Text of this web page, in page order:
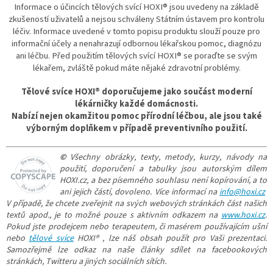
Informace o účincích tělových svící HOXI® jsou uvedeny na základě
zkušeností uživatelů a nejsou schváleny Státním ústavem pro kontrolu
léčiv. Informace uvedené v tomto popisu produktu slouží pouze pro
informační účely a nenahrazují odbornou lékařskou pomoc, diagnózu
ani léčbu. Před použitím tělových svící HOXI® se poraďte se svým
lékařem, zvláště pokud máte nějaké zdravotní problémy.
Tělové svíce HOXI® doporučujemejako součást moderní
lékárničky každé domácnosti.
Nabízí nejen okamžitou pomoc přírodní léčbou, ale jsou také
výborným doplňkem v případě preventivního použití.
©Všechny obrázky, texty, metody, kurzy, návody na
použití, doporučení a tabulky jsou autorským dílem
HOXI.cz, a bez písemného souhlasu není kopírování, a to
ani jejich částí, dovoleno. Více informací nainfo@hoxi.cz
V případě, že chcete zveřejnit na svých webových stránkách část našich
textů apod., je to možné pouze s aktivním odkazem na www.hoxi.cz.
Pokud jste prodejcem nebo terapeutem, či masérem používajícím ušní
nebotělové svíceHOXI® , lze náš obsah použít pro Vaši prezentaci.
Samozřejmě lze odkaz na naše články sdílet na facebookových
stránkách, Twitteru a jiných sociálních sítích.